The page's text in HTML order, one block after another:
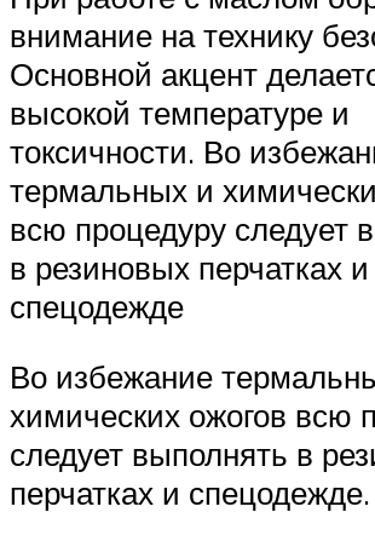
внимание на технику
Основной акцент
высокой температуре и
токсичности. Во
термальных и
всю процедуру следует
в резиновых перчатках и
спецодежде
Во избежание
химических ожогов всю
следует выполнять в
перчатках и спецодежде.